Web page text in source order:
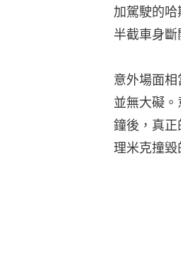
加駕駛的
半截車身斷
意外場面
並無大礙
鐘後，真
理米克撞毀